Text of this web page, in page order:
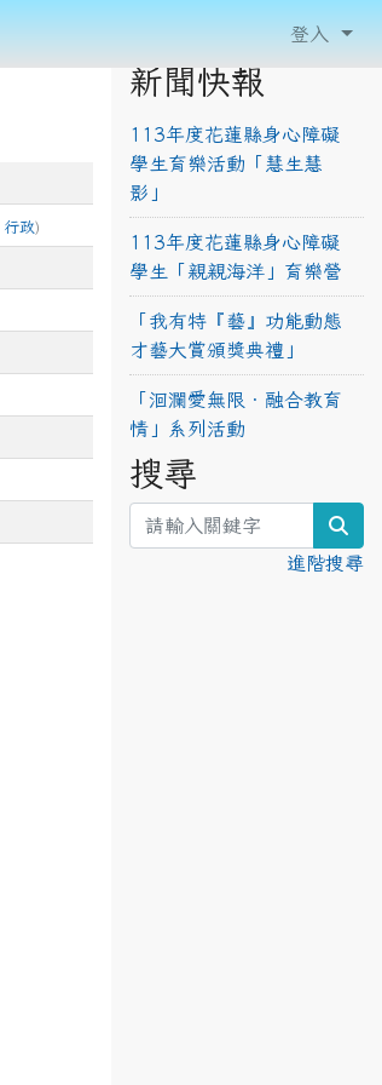
行政)
新聞快報
113年度花蓮縣身心障礙
學生育樂活動「慧生慧
影」
113年度花蓮縣身心障礙
學生「親親海洋」育樂營
「我有特『藝』功能動態
才藝大賞頒獎典禮」
「洄瀾愛無限‧融合教育
情」系列活動
搜尋
進階搜尋
登入